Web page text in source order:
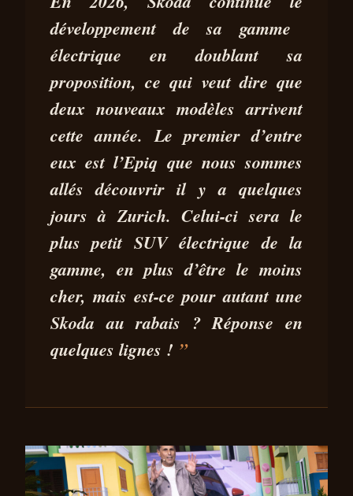
2026 : QUE PROPOSE
L’ÉLECTRIQUE LA MOINS
CHÈRE DE SKODA ?
30 JUIN
2026
7 MIN DE
LECTURE
PEDRO MIGUEL
SILVA
développement de sa gamme
électrique en doublant sa
proposition, ce qui veut dire que
deux nouveaux modèles arrivent
cette année. Le premier d’entre
eux estl’Epiq que nous sommes
allés découvrir il y a quelques
jours àZurich. Celui-ci sera le
plus petit SUV électrique de la
gamme, en plus d’être le moins
cher, mais est-ce pour autant une
Skoda au rabais ? Réponse en
quelques lignes !